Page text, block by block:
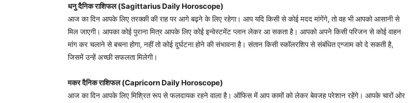
धनु दैनिक राशिफल (Sagittarius Daily Horoscope)
आज का दिन आपके लिए तरक्की की राह पर आगे बढ़ने के लिए रहेगा। आप यदि किसी से कोई मदद मांगेंगे, तो वह भी आपको आसानी से
मिल जाएगी। आपका कोई पुराना मित्र आपके लिए कोई इन्वेस्टमेंट प्लान लेकर आ सकता है। आपको अपने किसी परिजन से कोई वाहन
मांग कर चलाने से बचना होगा, नहीं तो कोई दुर्घटना होने की संभावना है। संतान किसी स्कॉलरशिप से संबंधित एग्जाम को दे सकती है,
जिसमें उन्हें अच्छी सफलता मिलेगी।
मकर दैनिक राशिफल (Capricorn Daily Horoscope)
आज का दिन आपके लिए मिश्रित रूप से फलदायक रहने वाला है। ऑफिस में आप कामों को लेकर बेवजह परेशान रहेंगे। आपके चारों ओर